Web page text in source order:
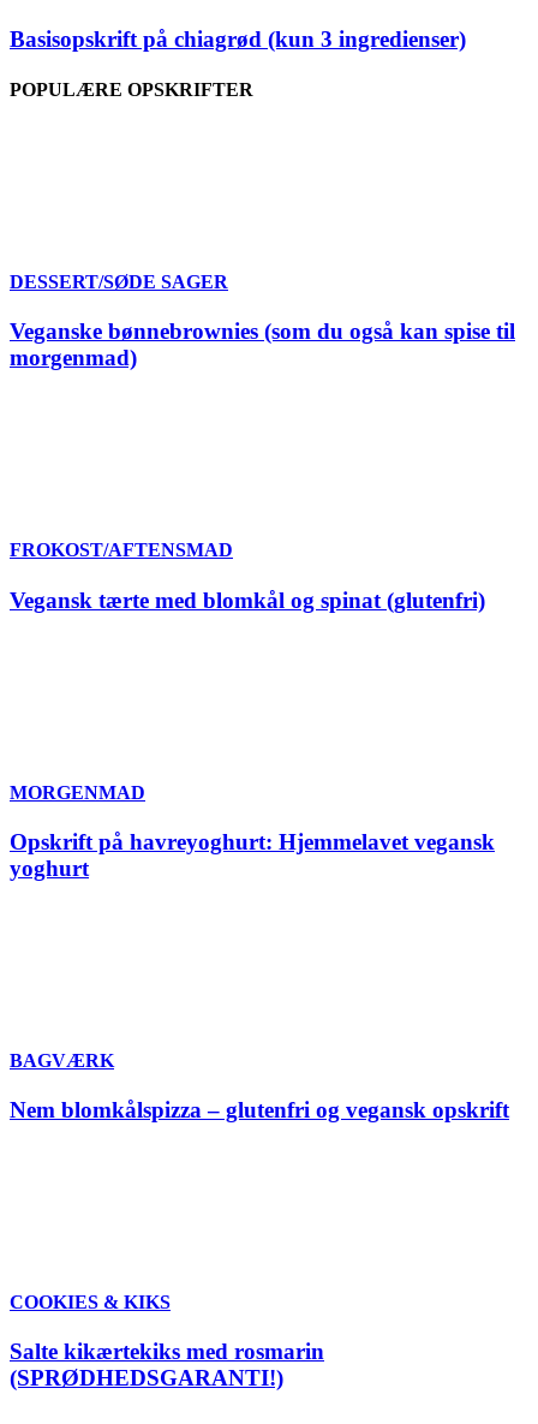
Basisopskrift på chiagrød (kun 3 ingredienser)
POPULÆRE OPSKRIFTER
DESSERT/SØDE SAGER
Veganske bønnebrownies (som du også kan spise til
morgenmad)
FROKOST/AFTENSMAD
Vegansk tærte med blomkål og spinat (glutenfri)
MORGENMAD
Opskrift på havreyoghurt: Hjemmelavet vegansk
yoghurt
BAGVÆRK
Nem blomkålspizza – glutenfri og vegansk opskrift
COOKIES & KIKS
Salte kikærtekiks med rosmarin
(SPRØDHEDSGARANTI!)